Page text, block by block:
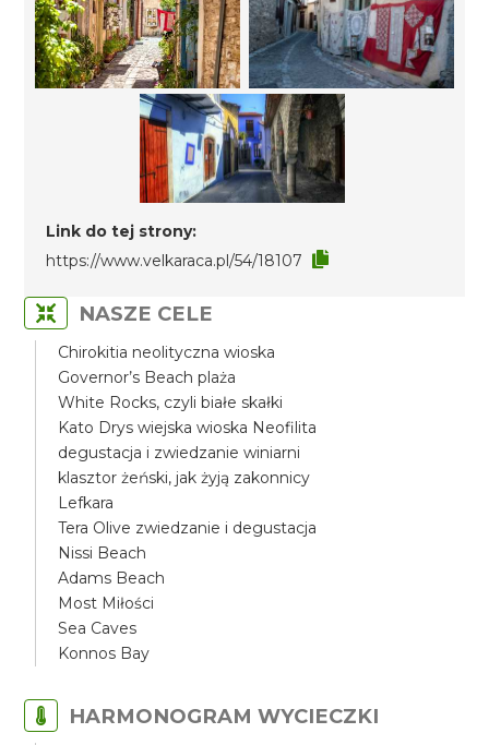
Link do tej strony:
https://www.velkaraca.pl/54/18107
NASZE CELE
Chirokitia neolityczna wioska
Governor’s Beach plaża
White Rocks, czyli białe skałki
Kato Drys wiejska wioska Neofilita
degustacja i zwiedzanie winiarni
klasztor żeński, jak żyją zakonnicy
Lefkara
Tera Olive zwiedzanie i degustacja
Nissi Beach
Adams Beach
Most Miłości
Sea Caves
Konnos Bay
HARMONOGRAM WYCIECZKI